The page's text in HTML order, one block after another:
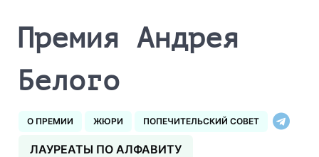
Премия Андрея
Белого
О ПРЕМИИ ЖЮРИ ПОПЕЧИТЕЛЬСКИЙ СОВЕТ
ЛАУРЕАТЫ ПО АЛФАВИТУ